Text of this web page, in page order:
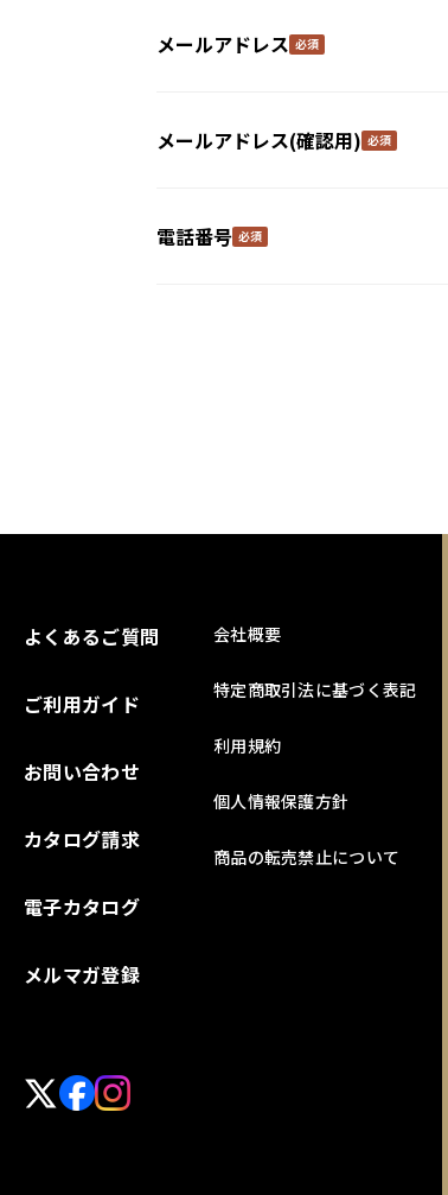
メールアドレス
メールアドレス(確認用)
電話番号
よくあるご質問
ご利用ガイド
お問い合わせ
カタログ請求
電子カタログ
メルマガ登録
会社概要
特定商取引法に基づく表記
利用規約
個人情報保護方針
商品の転売禁止について